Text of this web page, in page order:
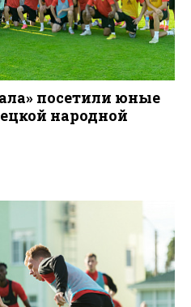
посетили юные
народной